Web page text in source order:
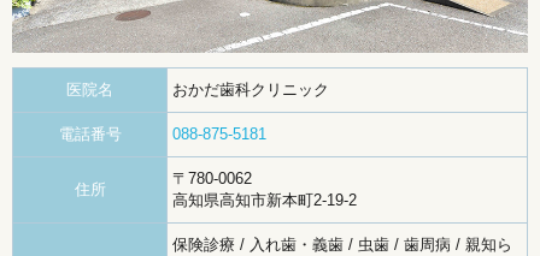
医院名 おかだ歯科クリニック
電話番号 088-875-5181
住所
〒780-0062
高知県高知市新本町2-19-2
保険診療 / 入れ歯・義歯 / 虫歯 / 歯周病 / 親知ら